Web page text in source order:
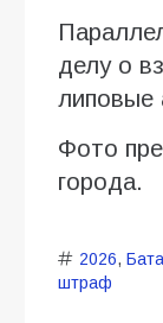
делу о
липовые
Фото
города.
2026,
штраф